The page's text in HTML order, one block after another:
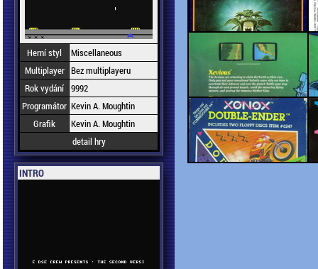
Herní styl
Miscellaneous
Multiplayer Bez multiplayeru
Rok vydání 9992
Programátor Kevin A. Moughtin
Grafik
Kevin A. Moughtin
detail hry
INTRO